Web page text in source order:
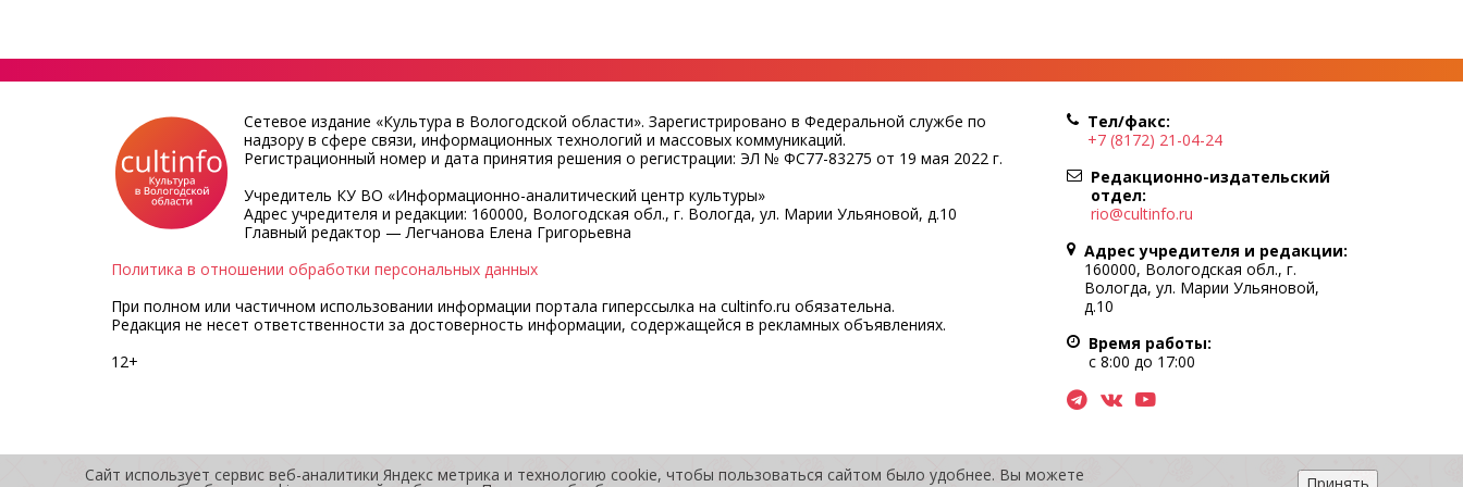
Сетевое издание «Культура в Вологодской области». Зарегистрировано в Федеральной службе по
надзору в сфере связи, информационных технологий и массовых коммуникаций.
Регистрационный номер и дата принятия решения о регистрации: ЭЛ № ФС77-83275 от 19 мая 2022 г.
Учредитель КУ ВО «Информационно-аналитический центр культуры»
Адрес учредителя и редакции: 160000, Вологодская обл., г. Вологда, ул. Марии Ульяновой, д.10
Главный редактор — Легчанова Елена Григорьевна
Политика в отношении обработки персональных данных
При полном или частичном использовании информации портала гиперссылка на cultinfo.ru обязательна.
Редакция не несет ответственности за достоверность информации, содержащейся в рекламных объявлениях.
12+
Тел/факс:
+7 (8172) 21-04-24
Редакционно-издательский
отдел:
rio@cultinfo.ru
Адрес учредителя и редакции:
160000, Вологодская обл., г.
Вологда, ул. Марии Ульяновой,
д.10
Время работы:
с 8:00 до 17:00
Сайт использует сервис веб-аналитики Яндекс метрика и технологию cookie, чтобы пользоваться сайтом было удобнее. Вы можете Принять